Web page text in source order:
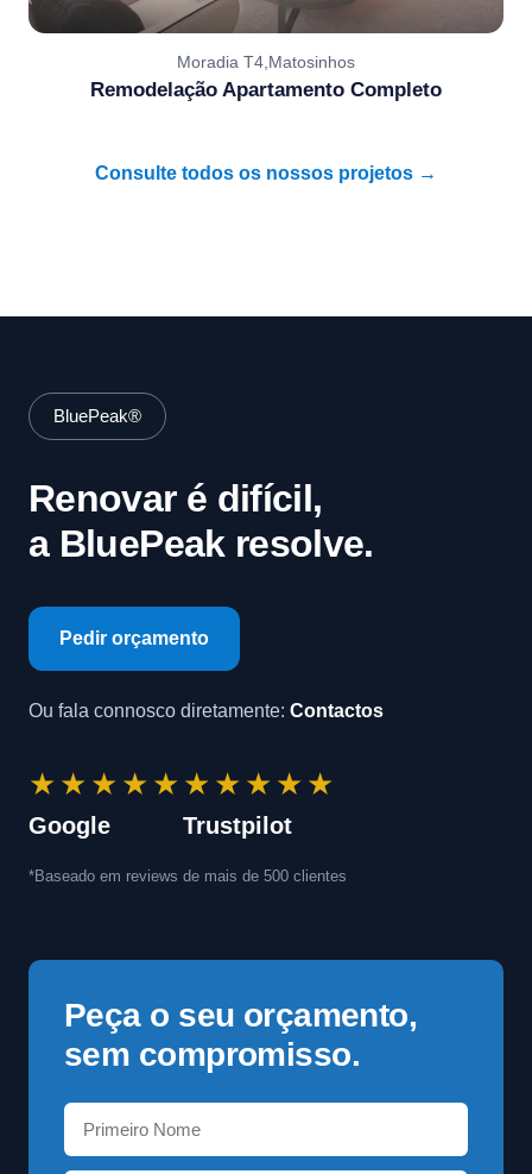
Moradia T4,Matosinhos
Remodelação Apartamento Completo
Consulte todos os nossos projetos →
BluePeak®
Renovar é difícil,
a BluePeak resolve.
Pedir orçamento
Ou fala connosco diretamente: Contactos
★★★★★
Google
★★★★★
Trustpilot
*Baseado em reviews de mais de 500 clientes
Peça o seu orçamento,
sem compromisso.